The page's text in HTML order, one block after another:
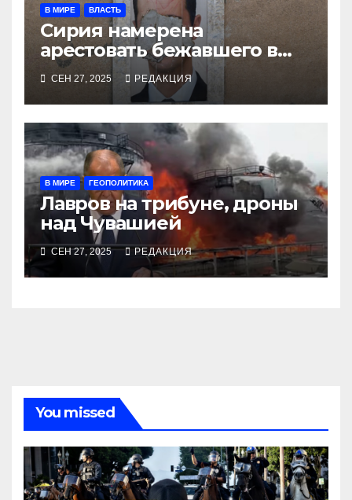
В МИРЕ ВЛАСТЬ
Сирия намерена
арестовать бежавшего в
Москву экс-диктатора
СЕН 27, 2025 РЕДАКЦИЯ
В МИРЕ ГЕОПОЛИТИКА
Лавров на трибуне, дроны
над Чувашией
СЕН 27, 2025 РЕДАКЦИЯ
You missed